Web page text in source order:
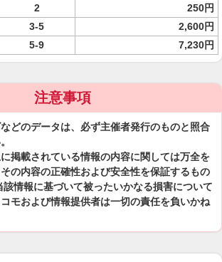
2
250円
3-5
2,600円
5-9 7,230円
注意事項
どのデータは、必ず主催者発行のものと照合
掲載されている情報の内容に関しては万全を
の内容の正確性および安全性を保証するもの
情報に基づいて被ったいかなる損害について
モおよび情報提供者は一切の責任を負いかね